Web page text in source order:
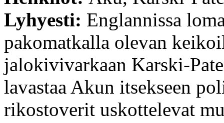
Lyhyesti: Englannissa
pakomatkalla olevan
jalokivivarkaan Karski-
lavastaa Akun itsekseen
rikostoverit uskottelevat